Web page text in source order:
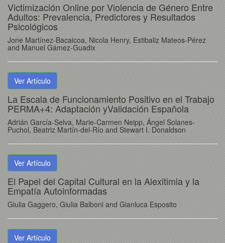
Victimización Online por Violencia de Género Entre
Adultos: Prevalencia, Predictores y Resultados
Psicológicos
Jone Martínez-Bacaicoa, Nicola Henry, Estibaliz Mateos-Pérez
and Manuel Gámez-Guadix
Ver Artículo
La Escala de Funcionamiento Positivo en el Trabajo
PERMA+4: Adaptación yValidación Española
Adrián García-Selva, Marie-Carmen Neipp, Ángel Solanes-
Puchol, Beatriz Martín-del-Río and Stewart I. Donaldson
Ver Artículo
El Papel del Capital Cultural en la Alexitimia y la
Empatía Autoinformadas
Giulia Gaggero, Giulia Balboni and Gianluca Esposito
Ver Artículo